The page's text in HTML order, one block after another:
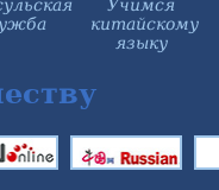
Учимся
китайскому
языку